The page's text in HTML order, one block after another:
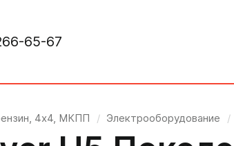
65-67
4x4, МКПП / Электрооборудование /